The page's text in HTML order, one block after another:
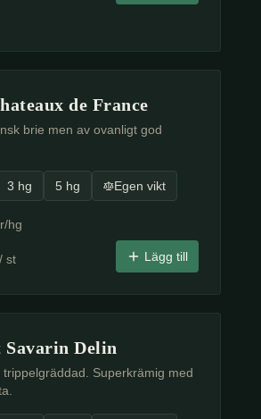
de France
brie men av ovanligt god
3 hg 5 hg Egen vikt
hg
/ st Lägg till
Delin
trippelgräddad. Superkrämig med